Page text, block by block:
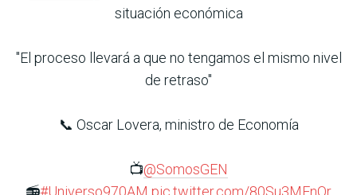
situación económica
"El proceso llevará a que no tengamos el mismo nivel
de retraso"
📞 Oscar Lovera, ministro de Economía
📺@SomosGEN
📻#Universo970AM pic.twitter.com/80Su3MEnQr